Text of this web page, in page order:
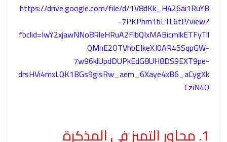
https://drive.google.com/file/d/1V8dKk_H426ai1RuYB
-7PKPnm1bL1L6tP/view?
fbclid=IwY2xjawNNo8RleHRuA2FlbQIxMABicmlkETFyTll
QMnE2OTVhbEJkeXJ0AR45SqpGW-
7w96klUpdDUPkEdG8UH8DS9EXT9pe-
drsHVi4mxLQK1BGs9glsRw_aem_6Xaye4xB6_aCygXk
CziN4Q
1. محاور التميز في المذكرة